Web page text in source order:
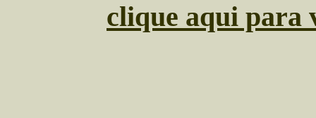
clique aqui para